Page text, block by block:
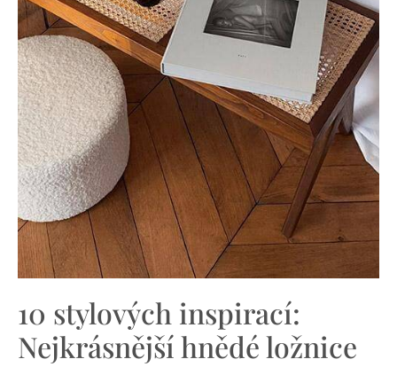
10 stylových inspirací:
Nejkrásnější hnědé ložnice